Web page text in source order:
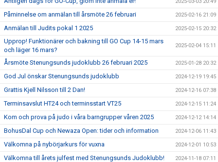
Påminnelse om anmälan till årsmöte 26 februari 2025-02-16 21:09
Anmälan till Judits pokal 1 2025 2025-02-15 20:32
Upprop! Funktionärer och bakning till GO Cup 14-15 mars
och läger 16 mars?
2025-02-04 15:11
Årsmöte Stenungsunds judoklubb 26 februari 2025 2025-01-28 20:32
God Jul önskar Stenungsunds judoklubb 2024-12-19 19:45
Grattis Kjell Nilsson till 2 Dan! 2024-12-16 07:38
Terminsavslut HT24 och terminsstart VT25 2024-12-15 11:24
Kom och prova på judo i våra barngrupper våren 2025 2024-12-12 14:14
BohusDal Cup och Newaza Open: tider och information 2024-12-06 11:43
Välkomna på nybörjarkurs för vuxna 2024-12-01 10:53
Välkomna till årets julfest med Stenungsunds Judoklubb! 2024-11-18 07:11